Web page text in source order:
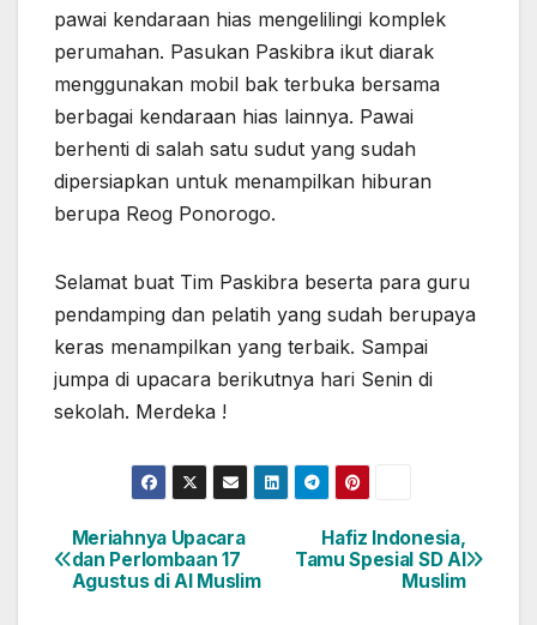
pawai kendaraan hias mengelilingi komplek
perumahan. Pasukan Paskibra ikut diarak
menggunakan mobil bak terbuka bersama
berbagai kendaraan hias lainnya. Pawai
berhenti di salah satu sudut yang sudah
dipersiapkan untuk menampilkan hiburan
berupa Reog Ponorogo.
Selamat buat Tim Paskibra beserta para guru
pendamping dan pelatih yang sudah berupaya
keras menampilkan yang terbaik. Sampai
jumpa di upacara berikutnya hari Senin di
sekolah. Merdeka !
Post
navigation
Hafiz Indonesia,
Tamu Spesial SD Al
Muslim
Meriahnya Upacara
dan Perlombaan 17
Agustus di Al Muslim